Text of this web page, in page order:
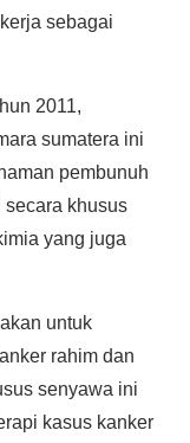
sebagai
2011,
sumatera ini
pembunuh
secara khusus
yang juga
untuk
rahim dan
senyawa ini
kasus kanker